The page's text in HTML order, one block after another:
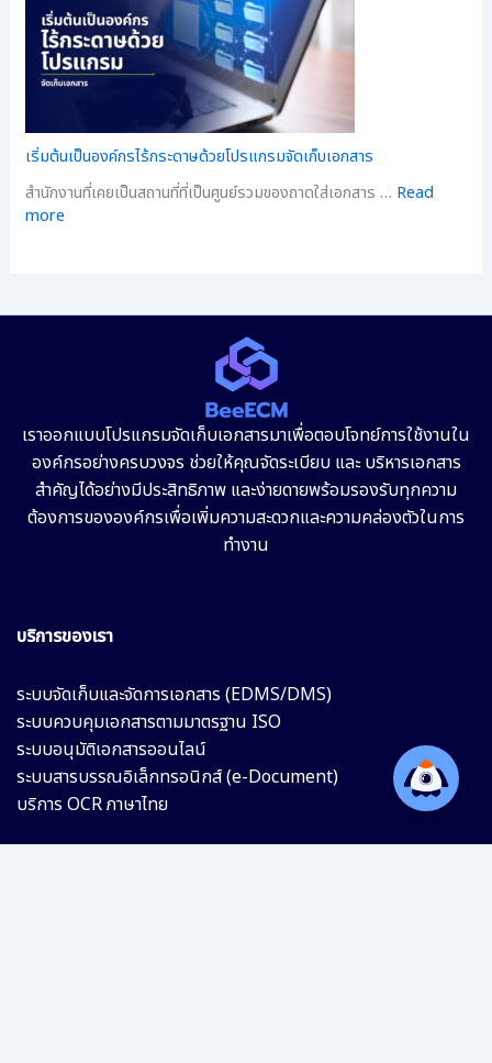
เริ่มต้นเป็นองค์กรไร้กระดาษด้วยโปรแกรมจัดเก็บเอกสาร
สำนักงานที่เคยเป็นสถานที่ที่เป็นศูนย์รวมของถาดใส่เอกสาร … Read
more
เราออกแบบโปรแกรมจัดเก็บเอกสารมาเพื่อตอบโจทย์การใช้งานใน
องค์กรอย่างครบวงจร ช่วยให้คุณจัดระเบียบ และ บริหารเอกสาร
สำคัญได้อย่างมีประสิทธิภาพ และง่ายดายพร้อมรองรับทุกความ
ต้องการขององค์กรเพื่อเพิ่มความสะดวกและความคล่องตัวในการ
ทำงาน
บริการของเรา
ระบบจัดเก็บและจัดการเอกสาร (EDMS/DMS)
ระบบควบคุมเอกสารตามมาตรฐาน ISO
ระบบอนุมัติเอกสารออนไลน์
ระบบสารบรรณอิเล็กทรอนิกส์ (e-Document)
บริการ OCR ภาษาไทย